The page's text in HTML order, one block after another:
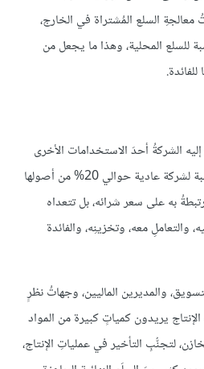
السلع المُشتراة في الخارج،
للسلع المحلية، وهذا ما يجعل من
الشركةُ أحدَ الاستخدامات الأخرى
للأموال، إذ يمثِّلُ المخزونُ بالنسبة لشركة عادية حوالي 20% من أصولها
به على سعر شرائه، بل تتعداه
معه، وتخزينِه، والفائدة
والمديرين الماليين، وجهاتُ نظرٍ
يريدون كمياتٍ كبيرة من المواد
لتجنُّبِ التأخير في عملياتِ الإنتاج،